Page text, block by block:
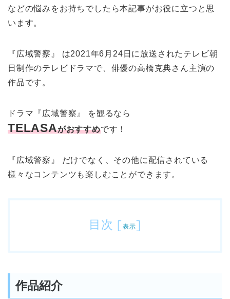
などの悩みをお持ちでしたら本記事がお役に立つと思
います。
『広域警察』 は2021年6月24日に放送されたテレビ朝
日制作のテレビドラマで、俳優の高橋克典さん主演の
作品です。
ドラマ『広域警察』 を観るなら
TELASAがおすすめです！
『広域警察』 だけでなく、その他に配信されている
様々なコンテンツも楽しむことができます。
目次 [ 表示]
作品紹介